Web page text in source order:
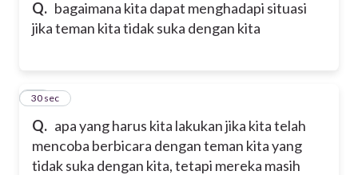
Q. bagaimana kita dapat menghadapi situasi
jika teman kita tidak suka dengan kita
Q. apa yang harus kita lakukan jika kita telah
mencoba berbicara dengan teman kita yang
tidak suka dengan kita, tetapi mereka masih
15
30 sec